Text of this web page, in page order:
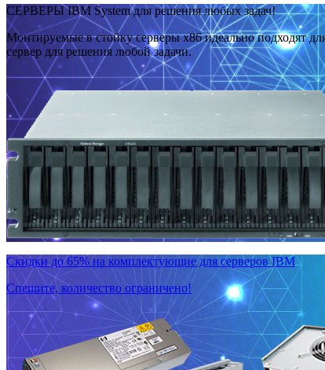
СЕРВЕРЫ IBM System для решения любых задач!
Монтируемые в стойку серверы x86 идеально подходят
сервер для решения любой задачи.
Скидки до 65% на комплектующие для серверов IBM
Спешите, количество ограничено!